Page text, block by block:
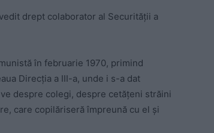
drept colaborator al Securității a
în februarie 1970, primind
Direcția a III-a, unde i s-a dat
despre colegi, despre cetățeni străini
care copilăriseră împreună cu el și